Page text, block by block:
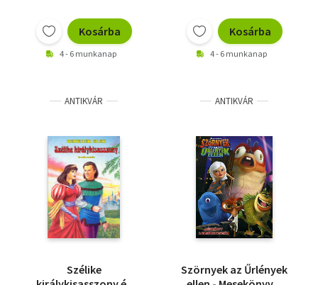
Kosárba
4 - 6 munkanap
Kosárba
4 - 6 munkanap
ANTIKVÁR
Szélike
ANTIKVÁR
Szörnyek az Űrlények